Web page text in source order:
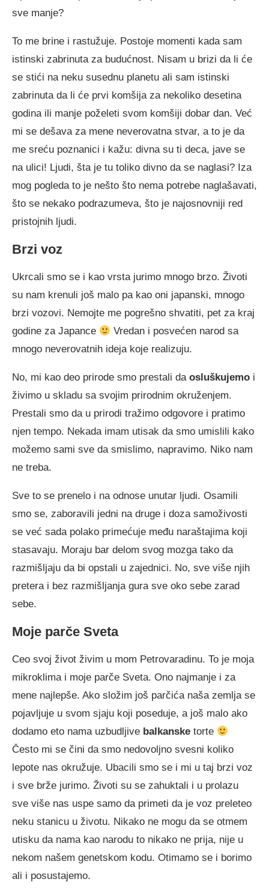
sve manje?
To me brine i rastužuje. Postoje momenti kada sam
istinski zabrinuta za budućnost. Nisam u brizi da li će
se stići na neku susednu planetu ali sam istinski
zabrinuta da li će prvi komšija za nekoliko desetina
godina ili manje poželeti svom komšiji dobar dan. Već
mi se dešava za mene neverovatna stvar, a to je da
me sreću poznanici i kažu: divna su ti deca, jave se
na ulici! Ljudi, šta je tu toliko divno da se naglasi? Iza
mog pogleda to je nešto što nema potrebe naglašavati,
što se nekako podrazumeva, što je najosnovniji red
pristojnih ljudi.
Brzi voz
Ukrcali smo se i kao vrsta jurimo mnogo brzo. Životi
su nam krenuli još malo pa kao oni japanski, mnogo
brzi vozovi. Nemojte me pogrešno shvatiti, pet za kraj
godine za Japance
Vredan i posvećen narod sa
mnogo neverovatnih ideja koje realizuju.
No, mi kao deo prirode smo prestali da osluškujemo i
živimo u skladu sa svojim prirodnim okruženjem.
Prestali smo da u prirodi tražimo odgovore i pratimo
njen tempo. Nekada imam utisak da smo umislili kako
možemo sami sve da smislimo, napravimo. Niko nam
ne treba.
Sve to se prenelo i na odnose unutar ljudi. Osamili
smo se, zaboravili jedni na druge i doza samoživosti
se već sada polako primećuje među naraštajima koji
stasavaju. Moraju bar delom svog mozga tako da
razmišljaju da bi opstali u zajednici. No, sve više njih
pretera i bez razmišljanja gura sve oko sebe zarad
sebe.
Moje parče Sveta
Ceo svoj život živim u mom Petrovaradinu. To je moja
mikroklima i moje parče Sveta. Ono najmanje i za
mene najlepše. Ako složim još parčića naša zemlja se
pojavljuje u svom sjaju koji poseduje, a još malo ako
dodamo eto nama uzbudljive balkanske torte
Često mi se čini da smo nedovoljno svesni koliko
lepote nas okružuje. Ubacili smo se i mi u taj brzi voz
i sve brže jurimo. Životi su se zahuktali i u prolazu
sve više nas uspe samo da primeti da je voz preleteo
neku stanicu u životu. Nikako ne mogu da se otmem
utisku da nama kao narodu to nikako ne prija, nije u
nekom našem genetskom kodu. Otimamo se i borimo
ali i posustajemo.